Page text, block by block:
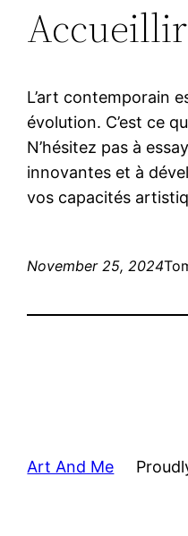
L’art contemporain
évolution. C’est ce
N’hésitez pas à
innovantes et à
vos capacités
November 25, 2024
Art And Me